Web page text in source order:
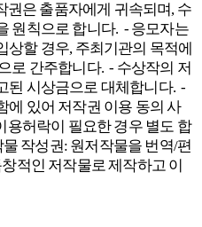
권은 출품자에게 귀속되며, 수
원칙으로 합니다. - 응모자는
상할 경우, 주최기관의 목적에
로 간주합니다. - 수상작의 저
된 시상금으로 대체합니다. -
에 있어 저작권 이용 동의 사
용허락이 필요한 경우 별도 합
작성권: 원저작물을 번역/편
적인 저작물로 제작하고 이